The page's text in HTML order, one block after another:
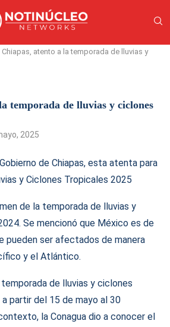
Chiapas, atento a la temporada de lluvias y
temporada de lluvias y ciclones
2025
de Chiapas, esta atenta para
y Ciclones Tropicales 2025
de la temporada de lluvias y
Se mencionó que México es de
pueden ser afectados de manera
y el Atlántico.
de lluvias y ciclones
partir del 15 de mayo al 30
la Conagua dio a conocer el